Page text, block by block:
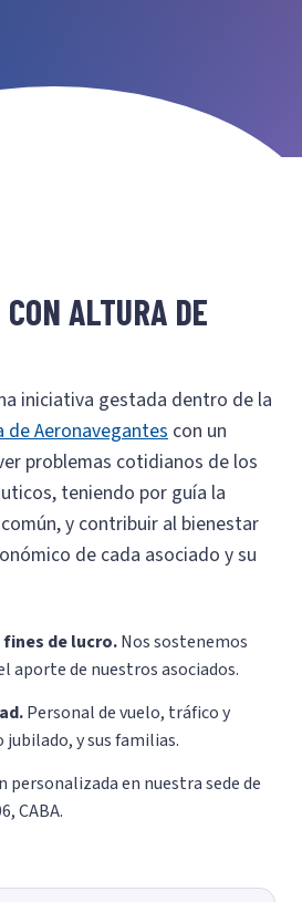
ALTURA DE
iniciativa gestada dentro de la
de Aeronavegantes con un
problemas cotidianos de los
teniendo por guía la
y contribuir al bienestar
de cada asociado y su
de lucro.Nos sostenemos
aporte de nuestros asociados.
Personal de vuelo, tráfico y
jubilado, y sus familias.
personalizada en nuestra sede de
CABA.